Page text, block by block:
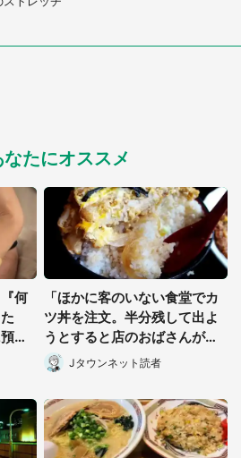
たにオススメ
何
け
女
「ほかに客のいない食堂でカ
ツ丼を注文。半分残して出よ
うとすると店のおばさんが
『お兄ちゃん...』」（千葉
県・70歳以上男性）
Jタウンネット読者